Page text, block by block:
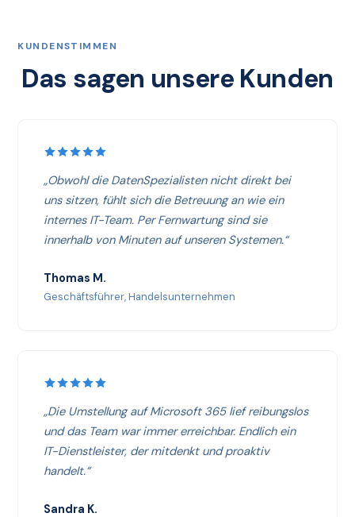
KUNDENSTIMMEN
Das sagen unsere Kunden
„Obwohl die DatenSpezialisten nicht direkt bei
uns sitzen, fühlt sich die Betreuung an wie ein
internes IT-Team. Per Fernwartung sind sie
innerhalb von Minuten auf unseren Systemen.“
Thomas M.
Geschäftsführer, Handelsunternehmen
„Die Umstellung auf Microsoft 365 lief reibungslos
und das Team war immer erreichbar. Endlich ein
IT-Dienstleister, der mitdenkt und proaktiv
handelt.“
Sandra K.